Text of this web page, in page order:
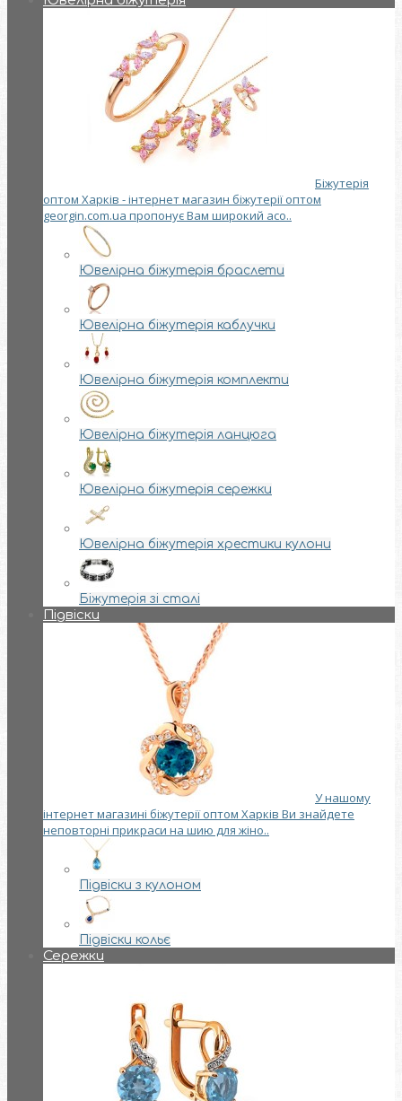
Біжутерія
оптом Харків - інтернет магазин біжутерії оптом
georgin.com.ua пропонує Вам широкий асо..
Ювелірна біжутерія браслети
Ювелірна біжутерія каблучки
Ювелірна біжутерія комплекти
Ювелірна біжутерія ланцюга
Ювелірна біжутерія сережки
Ювелірна біжутерія хрестики кулони
Біжутерія зі сталі
Підвіски
У нашому
інтернет магазині біжутерії оптом Харків Ви знайдете
неповторні прикраси на шию для жіно..
Підвіски з кулоном
Підвіски кольє
Сережки